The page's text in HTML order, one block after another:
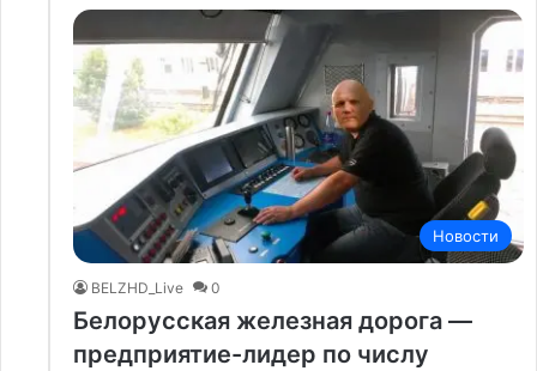
Новости
BELZHD_Live 0
Белорусская железная дорога —
предприятие-лидер по числу